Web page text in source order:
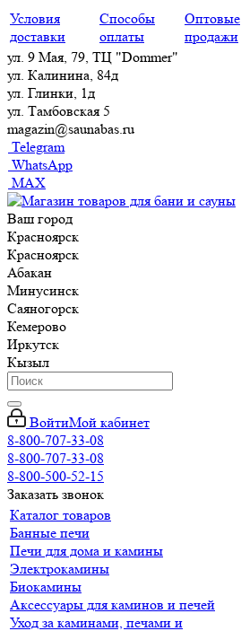
Условия
доставки
Способы
оплаты
Оптовые
продажи
ул. 9 Мая, 79, ТЦ "Dommer"
ул. Калинина, 84д
ул. Глинки, 1д
ул. Тамбовская 5
magazin@saunabas.ru
Telegram
WhatsApp
MAX
Ваш город
Красноярск
Красноярск
Абакан
Минусинск
Саяногорск
Кемерово
Иркутск
Кызыл
ВойтиМой кабинет
8-800-707-33-08
8-800-707-33-08
8-800-500-52-15
Заказать звонок
Каталог товаров
Банные печи
Печи для дома и камины
Электрокамины
Биокамины
Аксессуары для каминов и печей
Уход за каминами, печами и